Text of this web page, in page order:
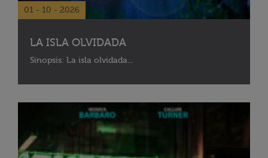
01 - 10 - 2026
LA ISLA OLVIDADA
Sinopsis: La isla olvidada...